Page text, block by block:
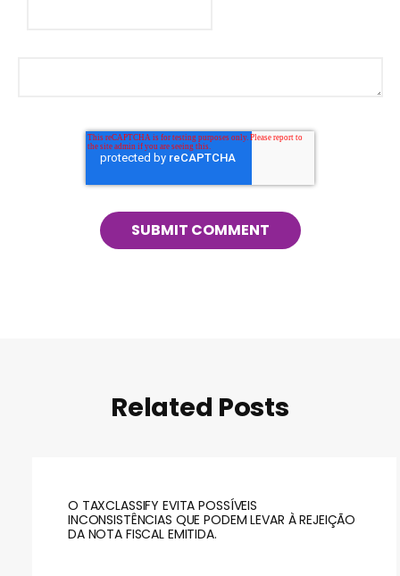
Related Posts
O TAXCLASSIFY EVITA POSSÍVEIS
INCONSISTÊNCIAS QUE PODEM LEVAR À REJEIÇÃO
DA NOTA FISCAL EMITIDA.